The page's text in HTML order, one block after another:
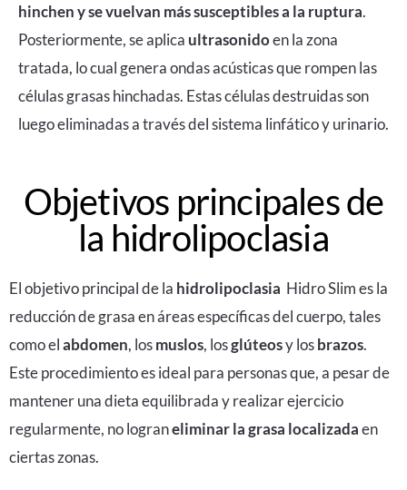
hinchen y se vuelvan más susceptibles a la ruptura.
Posteriormente, se aplica ultrasonidoen la zona
tratada, lo cual genera ondas acústicas que rompen las
células grasas hinchadas. Estas células destruidas son
luego eliminadas a través del sistema linfático y urinario.
Objetivos principales de
la hidrolipoclasia
El objetivo principal de la hidrolipoclasia Hidro Slimes la
reducción de grasa en áreas específicas del cuerpo, tales
como elabdomen, losmuslos, losglúteosy losbrazos.
Este procedimiento es ideal para personas que, a pesar de
mantener una dieta equilibrada y realizar ejercicio
regularmente, no lograneliminar la grasa localizadaen
ciertas zonas.